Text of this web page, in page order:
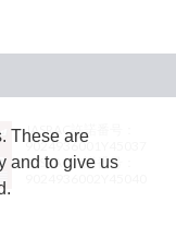
JASRAC許諾番号：
9024936001Y45037
JASRAC許諾番号：
These are
and to give us